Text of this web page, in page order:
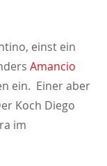
einst ein
Amancio
ein. Einer aber
Koch Diego
im